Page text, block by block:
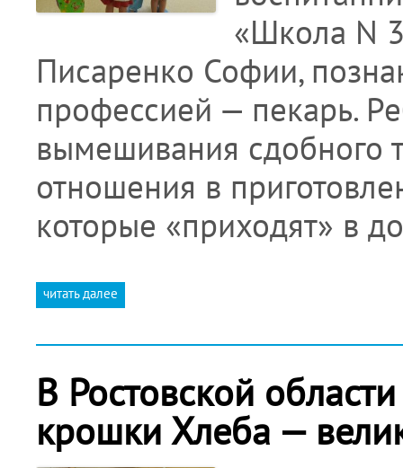
«Школа N
Писаренко Софии,
профессией — пекарь.
вымешивания сдобного
отношения в
которые «приходят» в
читать далее
В Ростовской
крошки Хлеба —